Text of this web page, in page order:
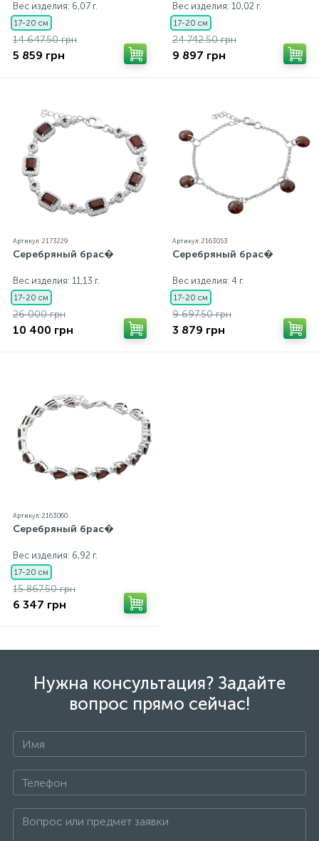
Вес изделия: 6,07 г.
17-20 см
14 647.50 грн
5 859 грн
Вес изделия: 10,02 г.
17-20 см
24 742.50 грн
9 897 грн
Артикул: 2173229
Серебряный брас�
Вес изделия: 11,13 г.
17-20 см
26 000 грн
10 400 грн
Артикул: 2163053
Серебряный брас�
Вес изделия: 4 г.
17-20 см
9 697.50 грн
3 879 грн
Артикул: 2163060
Серебряный брас�
Вес изделия: 6,92 г.
17-20 см
15 867.50 грн
6 347 грн
Нужна консультация? Задайте
вопрос прямо сейчас!